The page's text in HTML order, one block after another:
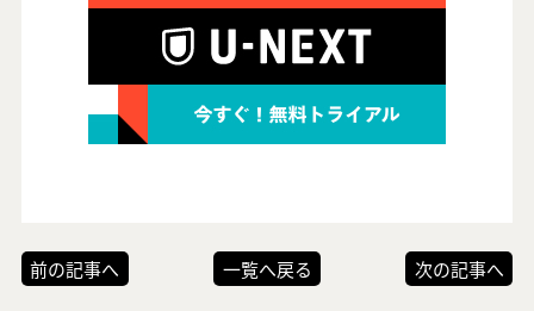
前の記事へ 一覧へ戻る 次の記事へ